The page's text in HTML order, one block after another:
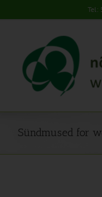
to
Tel:
Sündmused for